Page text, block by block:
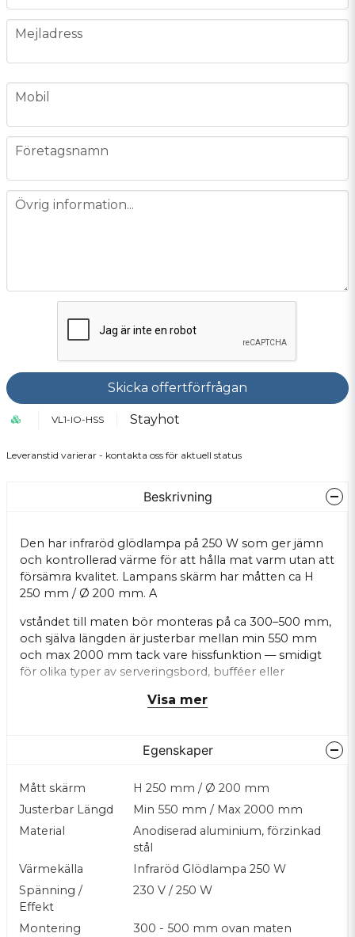
email
Mejladress
phone
Mobil
company
Företagsnamn
message
Övrig information...
Skicka offertförfrågan
VL1-IO-HSS Stayhot
Leveranstid varierar - kontakta oss för aktuell status
Beskrivning
Den har infraröd glödlampa på 250 W som ger jämn
och kontrollerad värme för att hålla mat varm utan att
försämra kvalitet. Lampans skärm har måtten ca H
250 mm / Ø 200 mm. A
vståndet till maten bör monteras på ca 300–500 mm,
och själva längden är justerbar mellan min 550 mm
och max 2000 mm tack vare hissfunktion — smidigt
för olika typer av serveringsbord, bufféer eller
professionell användning i restaurang, catering eller
Visa mer
Egenskaper
Mått skärm
H 250 mm / Ø 200 mm
Justerbar Längd
Min 550 mm / Max 2000 mm
Material
Anodiserad aluminium, förzinkad
stål
Värmekälla
Infraröd Glödlampa 250 W
Spänning /
Effekt
230 V / 250 W
Montering 300 - 500 mm ovan maten